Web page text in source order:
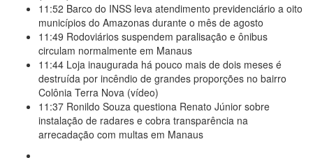
11:52 Barco do INSS leva atendimento previdenciário a oito
municípios do Amazonas durante o mês de agosto
11:49 Rodoviários suspendem paralisação e ônibus
circulam normalmente em Manaus
11:44 Loja inaugurada há pouco mais de dois meses é
destruída por incêndio de grandes proporções no bairro
Colônia Terra Nova (vídeo)
11:37 Ronildo Souza questiona Renato Júnior sobre
instalação de radares e cobra transparência na
arrecadação com multas em Manaus